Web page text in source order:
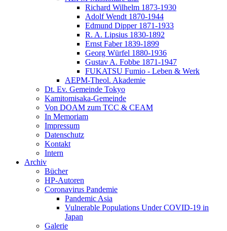
Richard Wilhelm 1873-1930
Adolf Wendt 1870-1944
Edmund Dipper 1871-1933
R. A. Lipsius 1830-1892
Ernst Faber 1839-1899
Georg Würfel 1880-1936
Gustav A. Fobbe 1871-1947
FUKATSU Fumio - Leben & Werk
AEPM-Theol. Akademie
Dt. Ev. Gemeinde Tokyo
Kamitomisaka-Gemeinde
Von DOAM zum TCC & CEAM
In Memoriam
Impressum
Datenschutz
Kontakt
Intern
Archiv
Bücher
HP-Autoren
Coronavirus Pandemie
Pandemic Asia
Vulnerable Populations Under COVID-19 in
Japan
Galerie